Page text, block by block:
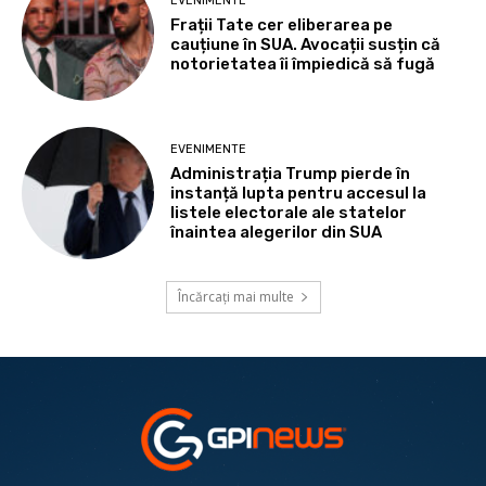
Frații Tate cer eliberarea pe
cauțiune în SUA. Avocații susțin că
notorietatea îi împiedică să fugă
EVENIMENTE
Administrația Trump pierde în
instanță lupta pentru accesul la
listele electorale ale statelor
înaintea alegerilor din SUA
Încărcați mai multe